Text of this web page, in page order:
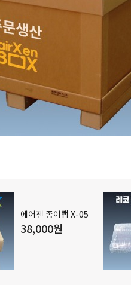
에어젠 종이랩 X-05
38,000원